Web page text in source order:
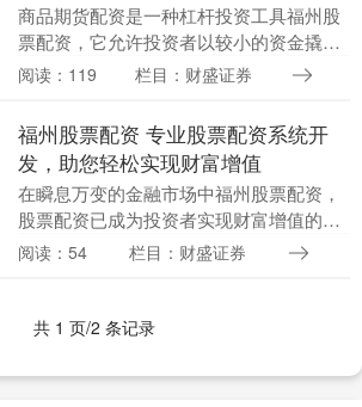
商品期货配资是一种杠杆投资工具福州股
票配资，它允许投资者以较小的资金撬动
更大的投资规模。通过配资，投资者可以
果你以50%的....
阅读：119 栏目：财盛证券
福州股票配资 专业股票配资系统开
发，助您轻松实现财富增值
在瞬息万变的金融市场中福州股票配资，
股票配资已成为投资者实现财富增值的重
要手段。然而，传统的配资方式往往存在
阅读：54 栏目：财盛证券
共 1 页/2 条记录